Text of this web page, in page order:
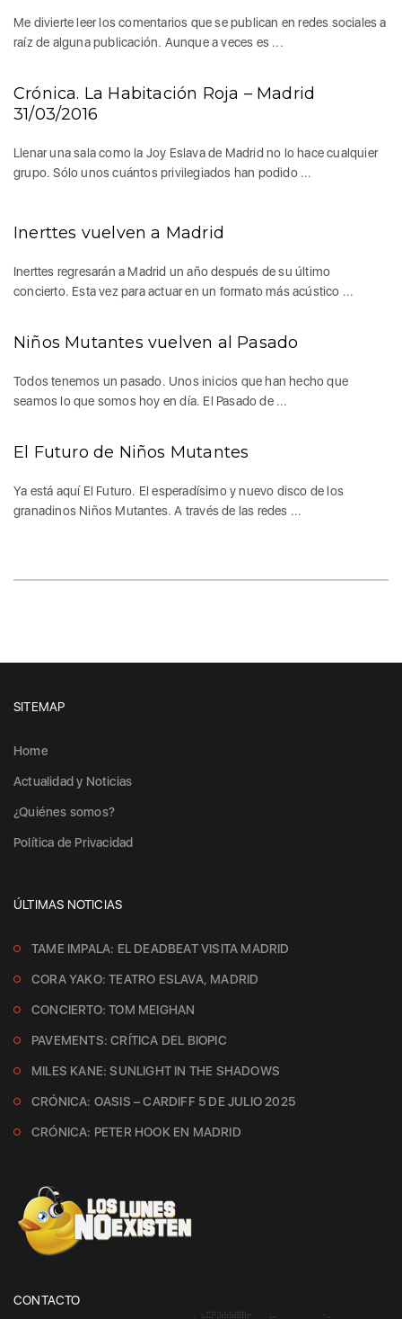
Me divierte leer los comentarios que se publican en redes sociales a
raíz de alguna publicación. Aunque a veces es ...
Crónica. La Habitación Roja – Madrid
31/03/2016
Llenar una sala como la Joy Eslava de Madrid no lo hace cualquier
grupo. Sólo unos cuántos privilegiados han podido ...
Inerttes vuelven a Madrid
Inerttes regresarán a Madrid un año después de su último
concierto. Esta vez para actuar en un formato más acústico ...
Niños Mutantes vuelven al Pasado
Todos tenemos un pasado. Unos inicios que han hecho que
seamos lo que somos hoy en día. El Pasado de ...
El Futuro de Niños Mutantes
Ya está aquí El Futuro. El esperadísimo y nuevo disco de los
granadinos Niños Mutantes. A través de las redes ...
SITEMAP
Home
Actualidad y Noticias
¿Quiénes somos?
Política de Privacidad
ÚLTIMAS NOTICIAS
TAME IMPALA: EL DEADBEAT VISITA MADRID
CORA YAKO: TEATRO ESLAVA, MADRID
CONCIERTO: TOM MEIGHAN
PAVEMENTS: CRÍTICA DEL BIOPIC
MILES KANE: SUNLIGHT IN THE SHADOWS
CRÓNICA: OASIS – CARDIFF 5 DE JULIO 2025
CRÓNICA: PETER HOOK EN MADRID
CONTACTO